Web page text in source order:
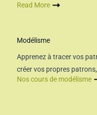
Read More
Modélisme
Apprenez à tracer vos
créer vos propres
Nos cours de modélisme